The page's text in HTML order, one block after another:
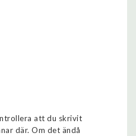
att du skrivit
där. Om det ändå